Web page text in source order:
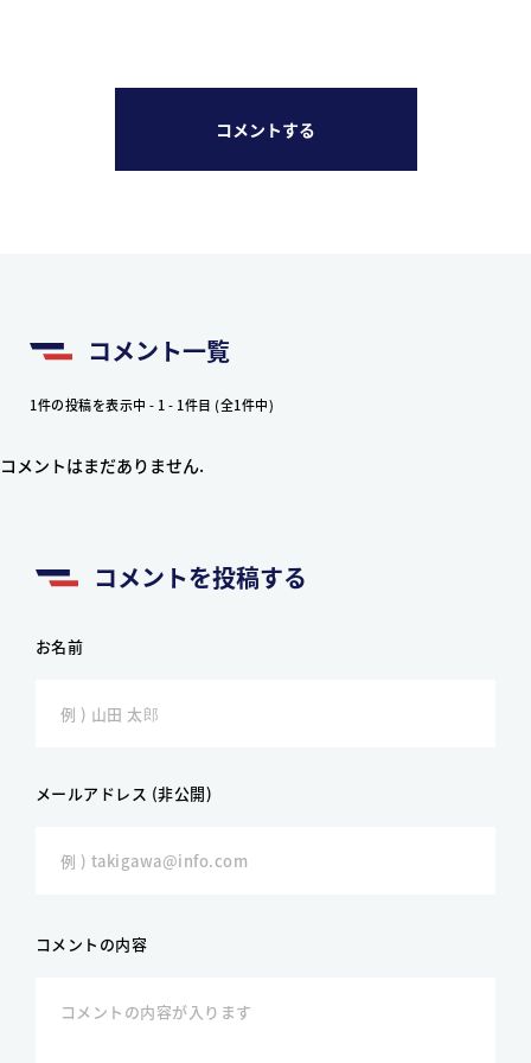
コメントする
コメント一覧
1件の投稿を表示中 - 1 - 1件目 (全1件中)
コメントはまだありません.
コメントを投稿する
お名前
メールアドレス (非公開)
コメントの内容